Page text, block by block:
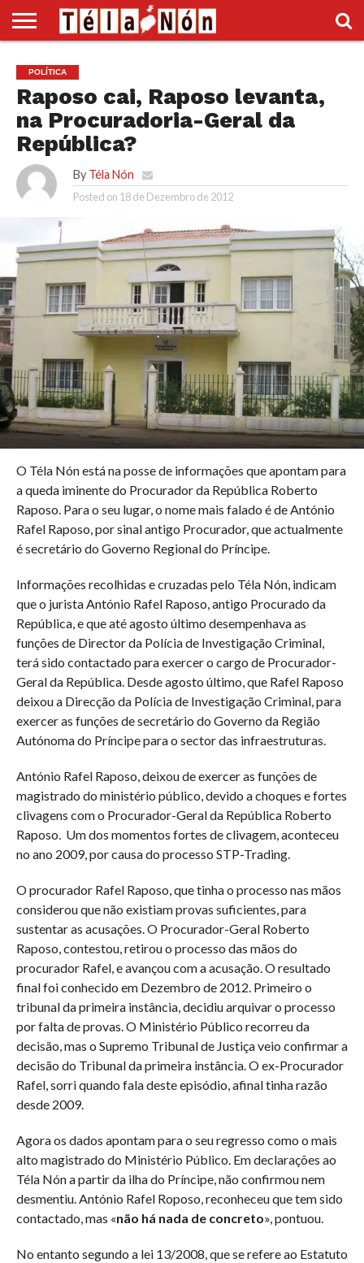
POLÍTICA
ECONOMIA
SOCIEDADE
CULTURA
DESPORTO
SUPLEMENTO
VÍDEOS
ANÚNCIOS
DIVERSOS
POLÍTICA
Raposo cai, Raposo levanta,
na Procuradoria-Geral da
República?
By Téla Nón
Posted on 18 de Dezembro de 2012
O Téla Nón está na posse de informações que apontam para
a queda iminente do Procurador da República Roberto
Raposo. Para o seu lugar, o nome mais falado é de António
Rafel Raposo, por sinal antigo Procurador, que actualmente
é secretário do Governo Regional do Príncipe.
Informações recolhidas e cruzadas pelo Téla Nón, indicam
que o jurista António Rafel Raposo, antigo Procurado da
República, e que até agosto último desempenhava as
funções de Director da Polícia de Investigação Criminal,
terá sido contactado para exercer o cargo de Procurador-
Geral da República. Desde agosto último, que Rafel Raposo
deixou a Direcção da Polícia de Investigação Criminal, para
exercer as funções de secretário do Governo da Região
Autónoma do Príncipe para o sector das infraestruturas.
António Rafel Raposo, deixou de exercer as funções de
magistrado do ministério público, devido a choques e fortes
clivagens com o Procurador-Geral da República Roberto
Raposo. Um dos momentos fortes de clivagem, aconteceu
no ano 2009, por causa do processo STP-Trading.
O procurador Rafel Raposo, que tinha o processo nas mãos
considerou que não existiam provas suficientes, para
sustentar as acusações. O Procurador-Geral Roberto
Raposo, contestou, retirou o processo das mãos do
procurador Rafel, e avançou com a acusação. O resultado
final foi conhecido em Dezembro de 2012. Primeiro o
tribunal da primeira instância, decidiu arquivar o processo
por falta de provas. O Ministério Público recorreu da
decisão, mas o Supremo Tribunal de Justiça veio confirmar a
decisão do Tribunal da primeira instância. O ex-Procurador
Rafel, sorri quando fala deste episódio, afinal tinha razão
desde 2009.
Agora os dados apontam para o seu regresso como o mais
alto magistrado do Ministério Público. Em declarações ao
Téla Nón a partir da ilha do Príncipe, não confirmou nem
desmentiu. António Rafel Roposo, reconheceu que tem sido
contactado, mas «não há nada de concreto», pontuou.
No entanto segundo a lei 13/2008, que se refere ao Estatuto